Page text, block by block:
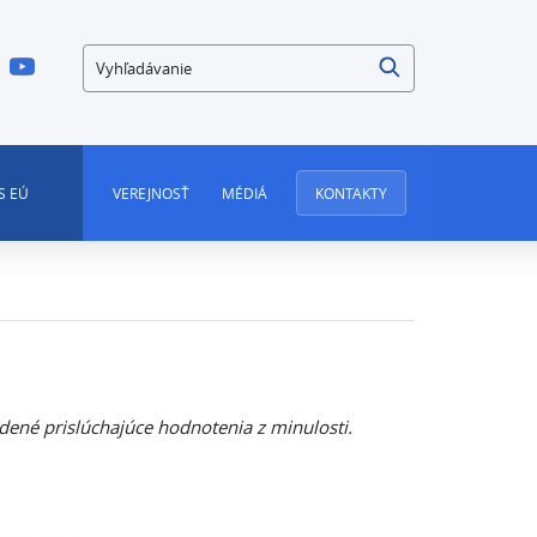
Vyhľadávanie
EÚ VEREJNOSŤ MÉDIÁ KONTAKTY
prislúchajúce hodnotenia z minulosti.